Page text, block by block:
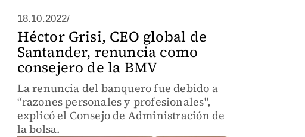
18.10.2022/
Héctor Grisi, CEO global de
Santander, renuncia como
consejero de la BMV
La renuncia del banquero fue debido a
“razones personales y profesionales",
explicó el Consejo de Administración de
la bolsa.